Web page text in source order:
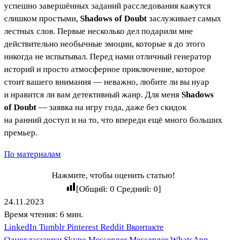
успешно завершённых заданий расследования кажутся
слишком простыми, Shadows of Doubt заслуживает самых
лестных слов. Первые несколько дел подарили мне
действительно необычные эмоции, которые я до этого
никогда не испытывал. Перед нами отличный генератор
историй и просто атмосферное приключение, которое
стоит вашего внимания — неважно, любите ли вы нуар
и нравится ли вам детективный жанр. Для меня Shadows
of Doubt — заявка на игру года, даже без скидок
на ранний доступ и на то, что впереди ещё много больших
премьер.
По материалам
Нажмите, чтобы оценить статью!
[Общий: 0 Средний: 0]
24.11.2023
Время чтения: 6 мин.
LinkedIn Tumblr Pinterest Reddit Вконтакте